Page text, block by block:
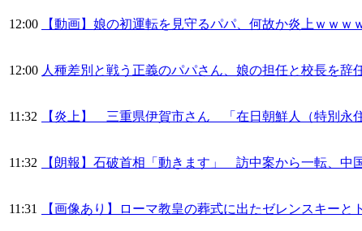
12:00 【動画】娘の初運転を見守るパパ、何故か炎上ｗｗｗ
12:00 人種差別と戦う正義のパパさん、娘の担任と校長を
11:32 【炎上】 三重県伊賀市さん 「在日朝鮮人（特別
11:32 【朗報】石破首相「動きます」 訪中案から一転、中
11:31 【画像あり】ローマ教皇の葬式に出たゼレンスキー